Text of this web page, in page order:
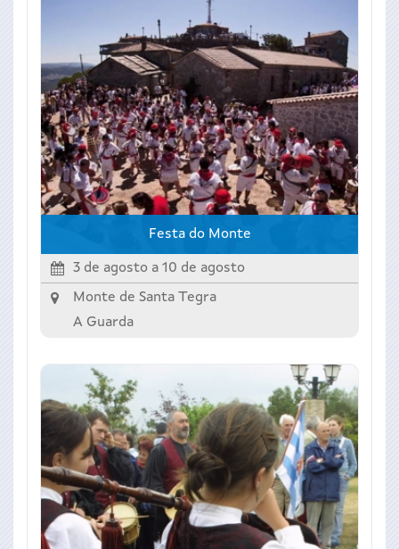
Festa do Monte
3 de agosto a 10 de agosto
Monte de Santa Tegra
A Guarda